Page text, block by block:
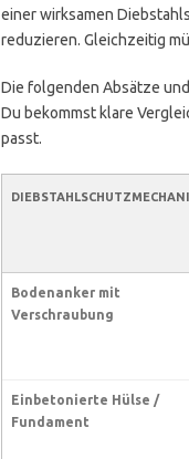
einer wirksamen
reduzieren. Gleichzeitig
Die folgenden Absätze
Du bekommst klare
passt.
Bodenanker mit
Verschraubung
Einbetonierte Hülse /
Fundament